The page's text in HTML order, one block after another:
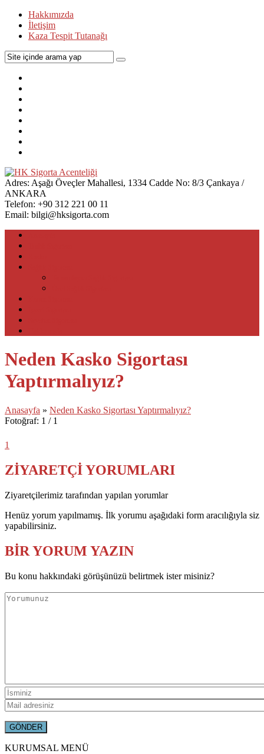
Hakkımızda
İletişim
Kaza Tespit Tutanağı
Adres: Aşağı Öveçler Mahallesi, 1334 Cadde No: 8/3 Çankaya /
ANKARA
Telefon: +90 312 221 00 11
Email: bilgi@hksigorta.com
Neden Kasko Sigortası
Yaptırmalıyız?
Anasayfa » Neden Kasko Sigortası Yaptırmalıyız?
Fotoğraf: 1 / 1
1
ZİYARETÇİ YORUMLARI
Ziyaretçilerimiz tarafından yapılan yorumlar
Henüz yorum yapılmamış. İlk yorumu aşağıdaki form aracılığıyla siz
yapabilirsiniz.
BİR YORUM YAZIN
Bu konu hakkındaki görüşünüzü belirtmek ister misiniz?
KURUMSAL MENÜ